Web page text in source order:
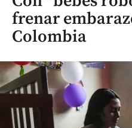
frenar
Colombia